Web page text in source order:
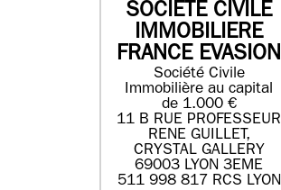
SOCIETE CIVILE
IMMOBILIERE
FRANCE EVASION
Société Civile
Immobilière au capital
de 1.000 €
11 B RUE PROFESSEUR
RENE GUILLET,
CRYSTAL GALLERY
69003 LYON 3EME
511 998 817 RCS LYON